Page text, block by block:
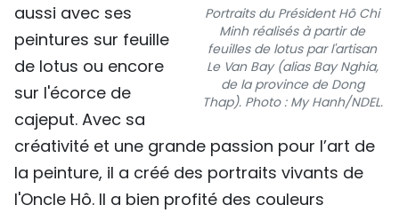
Portraits du Président Hô Chi
Minh réalisés à partir de
feuilles de lotus par l'artisan
Le Van Bay (alias Bay Nghia,
de la province de Dong
Thap). Photo : My Hanh/NDEL.
aussi avec ses
peintures sur feuille
de lotus ou encore
sur l'écorce de
cajeput. Avec sa
créativité et une grande passion pour l’art de
la peinture, il a créé des portraits vivants de
l'Oncle Hô. Il a bien profité des couleurs